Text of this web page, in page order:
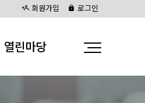
회원가입 로그인
열린마당